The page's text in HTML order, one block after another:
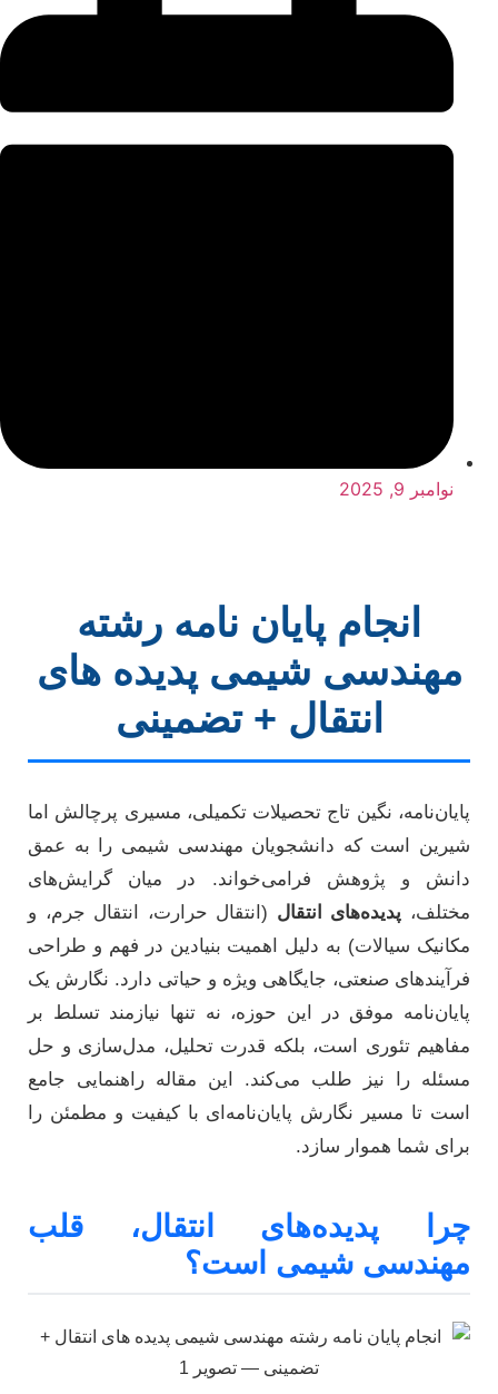
نوامبر 9, 2025
انجام پایان نامه رشته
مهندسی شیمی پدیده های
انتقال + تضمینی
پایان‌نامه، نگین تاج تحصیلات تکمیلی، مسیری پرچالش اما
شیرین است که دانشجویان مهندسی شیمی را به عمق
دانش و پژوهش فرامی‌خواند. در میان گرایش‌های
مختلف، پدیده‌های انتقال (انتقال حرارت، انتقال جرم، و
مکانیک سیالات) به دلیل اهمیت بنیادین در فهم و طراحی
فرآیندهای صنعتی، جایگاهی ویژه و حیاتی دارد. نگارش یک
پایان‌نامه موفق در این حوزه، نه تنها نیازمند تسلط بر
مفاهیم تئوری است، بلکه قدرت تحلیل، مدل‌سازی و حل
مسئله را نیز طلب می‌کند. این مقاله راهنمایی جامع
است تا مسیر نگارش پایان‌نامه‌ای با کیفیت و مطمئن را
برای شما هموار سازد.
چرا پدیده‌های انتقال، قلب
مهندسی شیمی است؟